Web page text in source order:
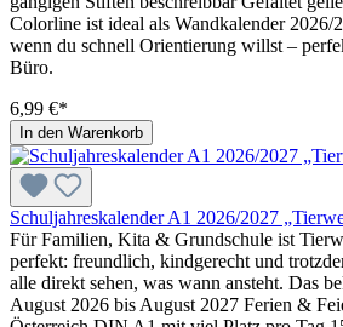
Colorline ist ideal als Wandkalender 2026/
wenn du schnell Orientierung willst –
Büro.
6,99 €*
In den Warenkorb
Schuljahreskalender A1 2026/2027
Für Familien, Kita & Grundschule ist
perfekt: freundlich, kindgerecht und
alle direkt sehen, was wann ansteht. Das
August 2026 bis August 2027 Ferien &